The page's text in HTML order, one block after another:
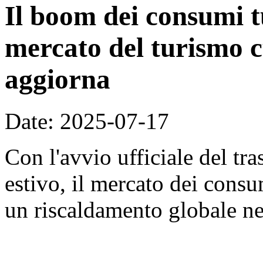
Il boom dei consumi
mercato del turismo
aggiorna
Date: 2025-07-17
Con l'avvio ufficiale del
estivo, il mercato dei
un riscaldamento globale